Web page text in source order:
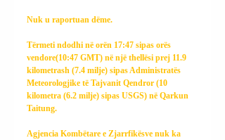
Nuk u raportuan dëme.
Tërmeti ndodhi në orën 17:47 sipas orës
vendore(10:47 GMT) në një thellësi prej 11.9
kilometrash (7.4 milje) sipas Administratës
Meteorologjike të Tajvanit Qendror (10
kilometra (6.2 milje) sipas USGS) në Qarkun
Taitung.
Agjencia Kombëtare e Zjarrfikësve nuk ka